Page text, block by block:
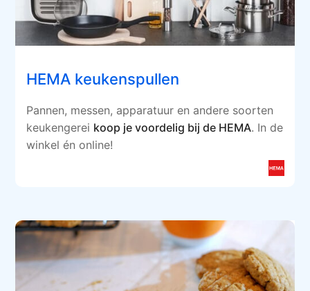
HEMA keukenspullen
Pannen, messen, apparatuur en andere soorten
keukengerei koop je voordelig bij de HEMA. In de
winkel én online!